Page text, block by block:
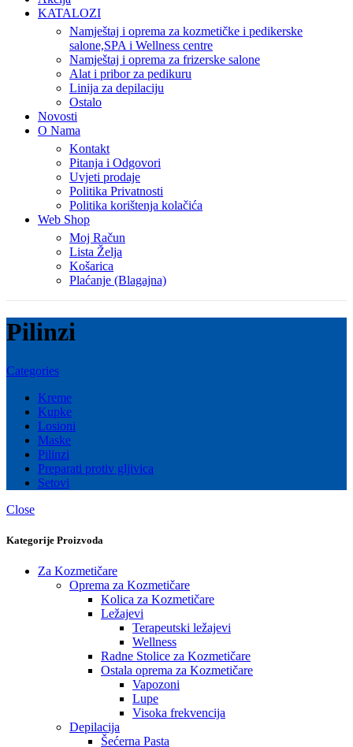
KATALOZI
Namještaj i oprema za kozmetičke i pedikerske
salone,SPA i Wellness centre
Namještaj i oprema za frizerske salone
Alat i pribor za pedikuru
Linija za depilaciju
Ostalo
Novosti
O Nama
Kontakt
Pitanja i Odgovori
Uvjeti prodaje
Politika Privatnosti
Politika korištenja kolačića
Web Shop
Moj Račun
Lista Želja
Košarica
Plaćanje (Blagajna)
Pilinzi
Categories
Kreme
Kupke
Losioni
Maske
Pilinzi
Preparati protiv gljivica
Setovi
Close
Kategorije Proizvoda
Za Kozmetičare
Oprema za Kozmetičare
Kolica za Kozmetičare
Ležajevi
Terapeutski ležajevi
Wellness
Radne Stolice za Kozmetičare
Ostala oprema za Kozmetičare
Vapozoni
Lupe
Visoka frekvencija
Depilacija
Šećerna Pasta